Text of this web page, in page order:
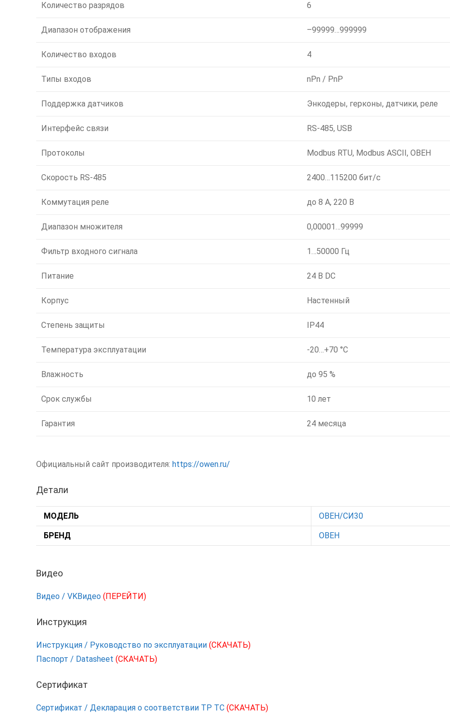
Количество разрядов 6
Диапазон отображения –99999…999999
Количество входов 4
Типы входов nPn / PnP
Поддержка датчиков Энкодеры, герконы, датчики, реле
Интерфейс связи RS-485, USB
Протоколы Modbus RTU, Modbus ASCII, ОВЕН
Скорость RS-485 2400…115200 бит/с
Коммутация реле до 8 А, 220 В
Диапазон множителя 0,00001…99999
Фильтр входного сигнала 1…50000 Гц
Питание 24 В DC
Корпус Настенный
Степень защиты IP44
Температура эксплуатации -20…+70 °C
Влажность до 95 %
Срок службы 10 лет
Гарантия 24 месяца
Официальный сайт производителя: https://owen.ru/
Детали
МОДЕЛЬ ОВЕН/СИ30
БРЕНД ОВЕН
Видео
Видео / VKВидео (ПЕРЕЙТИ)
Инструкция
Инструкция / Руководство по эксплуатации (СКАЧАТЬ)
Паспорт / Datasheet (СКАЧАТЬ)
Сертификат
Сертификат / Декларация о соответствии ТР ТС (СКАЧАТЬ)